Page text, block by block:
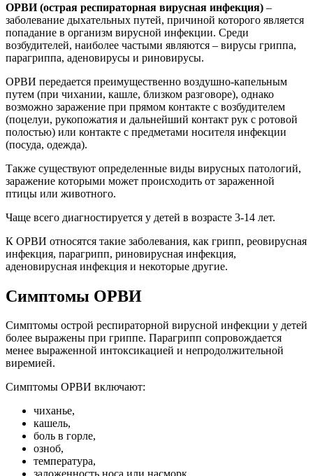
ОРВИ (острая респираторная вирусная инфекция) –
заболевание дыхательных путей, причиной которого является
попадание в организм вирусной инфекции. Среди
возбудителей, наиболее частыми являются – вирусы гриппа,
парагриппа, аденовирусы и риновирусы.
ОРВИ передается преимущественно воздушно-капельным
путем (при чихании, кашле, близком разговоре), однако
возможно заражение при прямом контакте с возбудителем
(поцелуи, рукопожатия и дальнейший контакт рук с ротовой
полостью) или контакте с предметами носителя инфекции
(посуда, одежда).
Также существуют определенные виды вирусных патологий,
заражение которыми может происходить от зараженной
птицы или животного.
Чаще всего диагностируется у детей в возрасте 3-14 лет.
К ОРВИ относятся такие заболевания, как грипп, реовирусная
инфекция, парагрипп, риновирусная инфекция,
аденовирусная инфекция и некоторые другие.
Симптомы ОРВИ
Симптомы острой респираторной вирусной инфекции у детей
более выражены при гриппе. Парагрипп сопровождается
менее выраженной интоксикацией и непродолжительной
виремией.
Симптомы ОРВИ включают:
чиханье,
кашель,
боль в горле,
озноб,
температура,